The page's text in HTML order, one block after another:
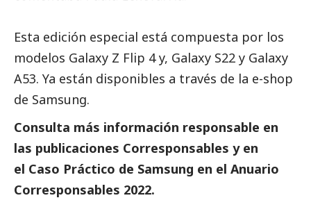
Esta edición especial está compuesta por los
modelos Galaxy Z Flip 4 y, Galaxy S22 y Galaxy
A53. Ya están disponibles a través de la e-shop
de Samsung.
Consulta más información responsable en
las publicaciones Corresponsables y en
el Caso Práctico de Samsung en el Anuario
Corresponsables 2022.